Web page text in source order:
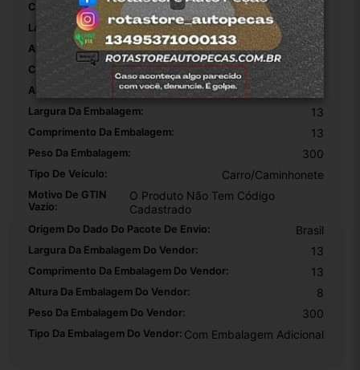
Comprimento: 13
Largura: 13
Altura: 8
Código OEM: 81350-1D000
Altura Da Embalagem: 8
Largura Da Embalagem: 13
Comprimento Da Embalagem: 13
Peso Da Embalagem: 300
Tipo De Veículo: Carro/Caminhonete
Motivo De GTIN
Vazio:
O Produto Não Tem Código
Cadastrado
Origem Do Dado Do Pacote De Envio: Brasil
Largura Da Embalagem Do Vendor: 13
Comprimento Da Embalagem Do Vendor: 13
Altura Da Embalagem Do Vendor: 8
Peso Da Embalagem Do Vendor: 300
Tipo Da Embalagem Do Vendor: Com Embalagem Adicional